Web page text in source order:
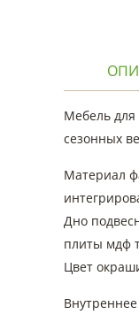
Мебель для
сезонных
Материал
Дно
плиты мдф
Цвет